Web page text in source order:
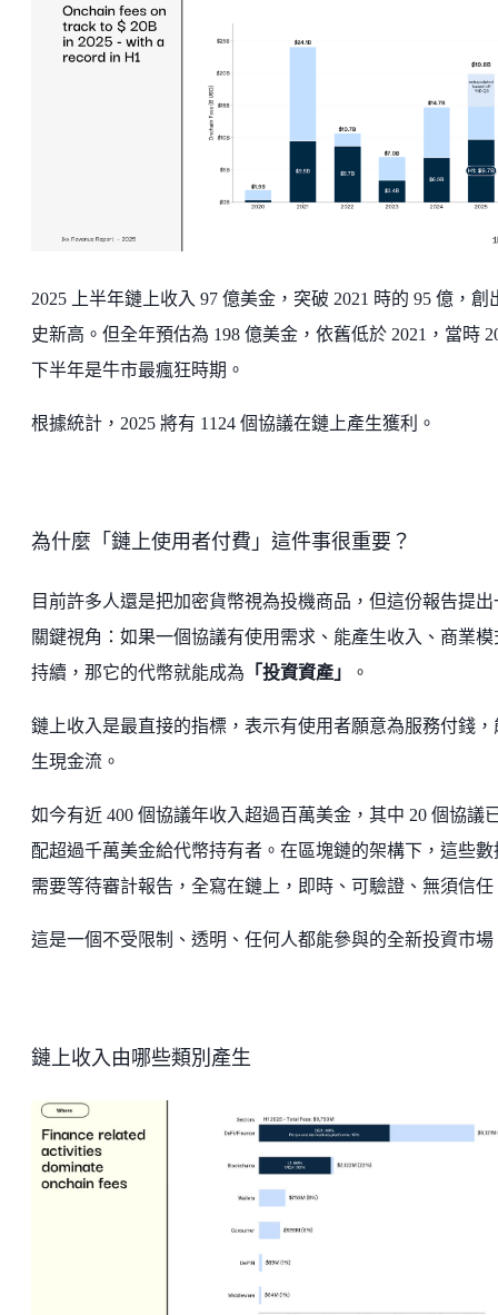
2025 上半年鏈上收入 97 億美金，突破 2021 時的 95 億，創
史新高。但全年預估為 198 億美金，依舊低於 2021，當時
下半年是牛市最瘋狂時期。
根據統計，2025 將有 1124 個協議在鏈上產生獲利。
為什麼「鏈上使用者付費」這件事很重要？
目前許多人還是把加密貨幣視為投機商品，但這份報告提出
關鍵視角：如果一個協議有使用需求、能產生收入、商業模
持續，那它的代幣就能成為 「投資資產」 。
鏈上收入是最直接的指標，表示有使用者願意為服務付錢，
生現金流。
如今有近 400 個協議年收入超過百萬美金，其中 20 個協議
配超過千萬美金給代幣持有者。在區塊鏈的架構下，這些數
需要等待審計報告，全寫在鏈上，即時、可驗證、無須信任
這是一個不受限制、透明、任何人都能參與的全新投資市場
鏈上收入由哪些類別產生